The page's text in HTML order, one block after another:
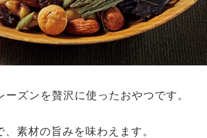
ズンを贅沢に使ったおやつです。
素材の旨みを味わえます。